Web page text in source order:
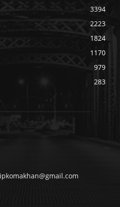
3394
2223
1824
1170
979
283